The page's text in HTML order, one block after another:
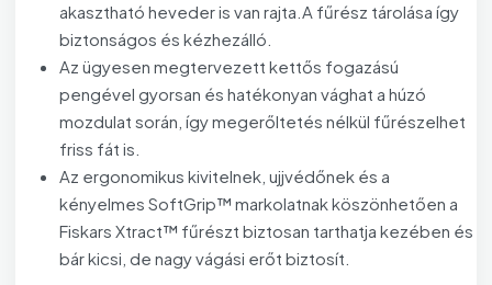
akasztható heveder is van rajta.A fűrész tárolása így
biztonságos és kézhezálló.
Az ügyesen megtervezett kettős fogazású
pengével gyorsan és hatékonyan vághat a húzó
mozdulat során, így megerőltetés nélkül fűrészelhet
friss fát is.
Az ergonomikus kivitelnek, ujjvédőnek és a
kényelmes SoftGrip™ markolatnak köszönhetően a
Fiskars Xtract™ fűrészt biztosan tarthatja kezében és
bár kicsi, de nagy vágási erőt biztosít.